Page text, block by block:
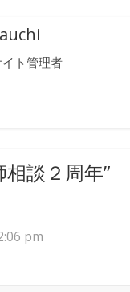
イト管理者
相談２周年”
pm